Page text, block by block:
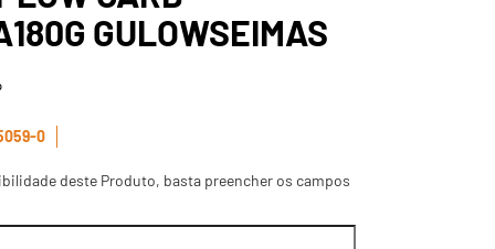
GULOWSEIMAS
0
deste Produto, basta preencher os campos